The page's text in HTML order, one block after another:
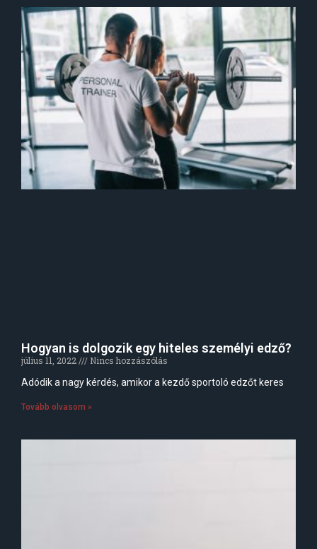
Hogyan is dolgozik egy hiteles személyi edző?
július 11, 2022
Nincs hozzászólás
Adódik a nagy kérdés, amikor a kezdő sportoló edzőt keres
Tovább olvasom »